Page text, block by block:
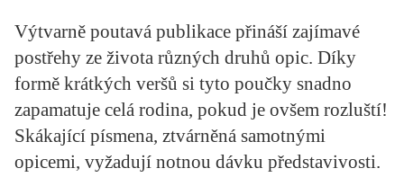
LITERATURY
KATEGORIE
STUDIE
PORTRÉT
KRITIKA PŘEKLADU
UKÁZKA
Výtvarně poutavá publikace přináší zajímavé
postřehy ze života různých druhů opic. Díky
formě krátkých veršů si tyto poučky snadno
zapamatuje celá rodina, pokud je ovšem rozluští!
Skákající písmena, ztvárněná samotnými
opicemi, vyžadují notnou dávku představivosti.